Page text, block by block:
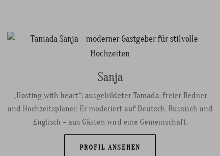
Sanja
„Hosting with heart“: ausgebildeter Tamada, freier Redner
und Hochzeitsplaner. Er moderiert auf Deutsch, Russisch und
Englisch – aus Gästen wird eine Gemeinschaft.
PROFIL ANSEHEN